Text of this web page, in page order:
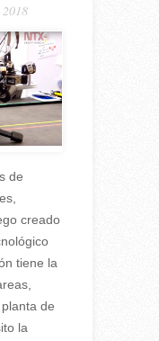
de
creado
tiene la
de
la